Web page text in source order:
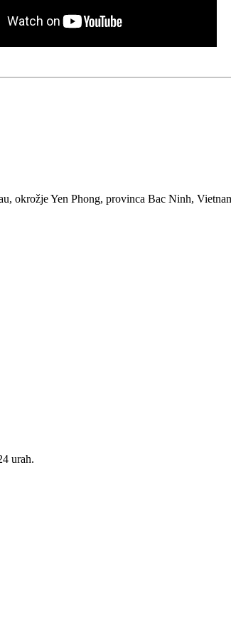
okrožje Yen Phong, provinca Bac Ninh,
urah.